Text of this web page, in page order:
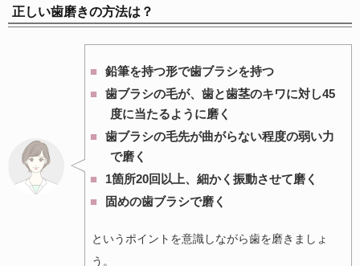
正しい歯磨きの方法は？
鉛筆を持つ形で歯ブラシを持つ
歯ブラシの毛が、歯と歯茎のキワに対し45
度に当たるように磨く
歯ブラシの毛先が曲がらない程度の弱い力
で磨く
1箇所20回以上、細かく振動させて磨く
固めの歯ブラシで磨く
というポイントを意識しながら歯を磨きましょ
う。